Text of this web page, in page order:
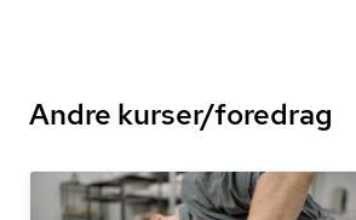
Andre kurser/foredrag